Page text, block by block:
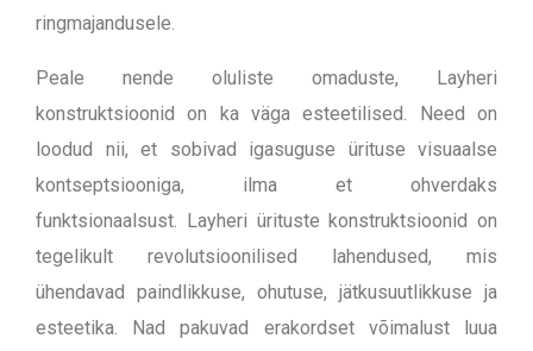
ringmajandusele.
Peale nende oluliste omaduste, Layheri
konstruktsioonid on ka väga esteetilised. Need on
loodud nii, et sobivad igasuguse ürituse visuaalse
kontseptsiooniga, ilma et ohverdaks
funktsionaalsust. Layheri ürituste konstruktsioonid on
tegelikult revolutsioonilised lahendused, mis
ühendavad paindlikkuse, ohutuse, jätkusuutlikkuse ja
esteetika. Nad pakuvad erakordset võimalust luua